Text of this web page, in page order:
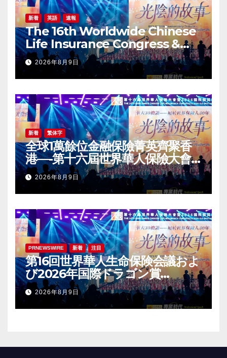
新着 英語 速報
The 16th Worldwide Chinese
Life Insurance Congress &
2026 International Dragon
Award (IDA) Annual
Conference Grandly Held
2026年8月9日
新着 繁体字
全球1萬餘位金融保險菁英齊聚香
港—-第十六屆世界華人保險大會
暨2026國際龍獎IDA年會盛大舉
辦2026年8月9日
PRNEWSWIRE 新着 注目
第16回世界華人生命保険会議およ
び2026年国際ドラゴン賞
（IDA）年次会議が盛大に開催
2026年8月9日